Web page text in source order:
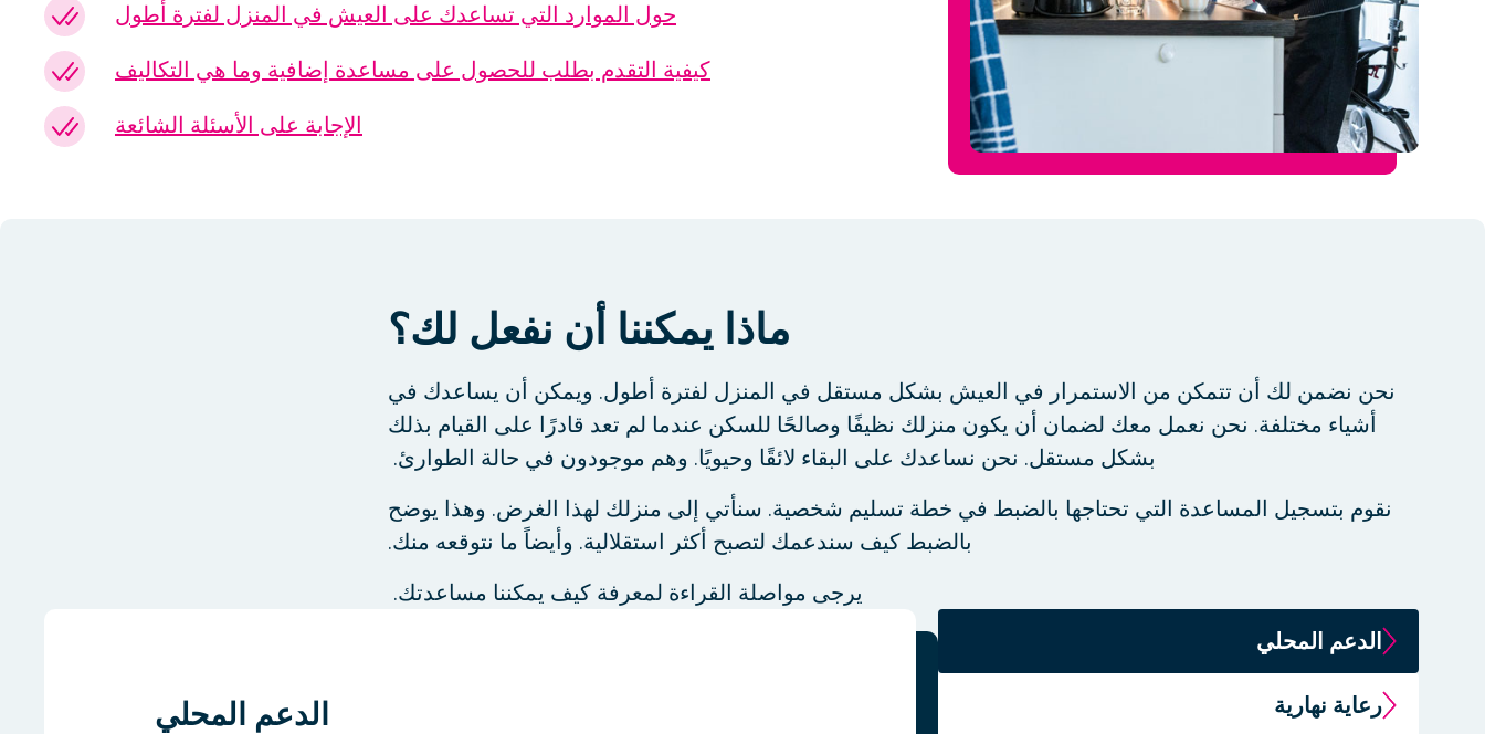
حول الموارد التي تساعدك على العيش في المنزل لفترة أطول
كيفية التقدم بطلب للحصول على مساعدة إضافية وما هي التكاليف
الإجابة على الأسئلة الشائعة
ماذا يمكننا أن نفعل لك؟
نحن نضمن لك أن تتمكن من الاستمرار في العيش بشكل مستقل في المنزل لفترة أطول. ويمكن أن يساعدك في
أشياء مختلفة. نحن نعمل معك لضمان أن يكون منزلك نظيفًا وصالحًا للسكن عندما لم تعد قادرًا على القيام بذلك
بشكل مستقل. نحن نساعدك على البقاء لائقًا وحيويًا. وهم موجودون في حالة الطوارئ.
نقوم بتسجيل المساعدة التي تحتاجها بالضبط في خطة تسليم شخصية. سنأتي إلى منزلك لهذا الغرض. وهذا يوضح
بالضبط كيف سندعمك لتصبح أكثر استقلالية. وأيضاً ما نتوقعه منك.
يرجى مواصلة القراءة لمعرفة كيف يمكننا مساعدتك.
الدعم المحلي
رعاية نهارية الدعم المحلي